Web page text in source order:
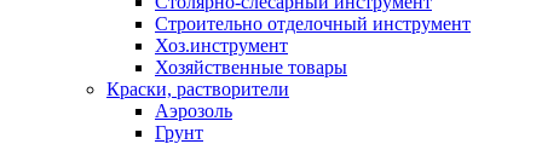
Строительно отделочный инструмент
Хоз.инструмент
Хозяйственные товары
Краски, растворители
Аэрозоль
Грунт